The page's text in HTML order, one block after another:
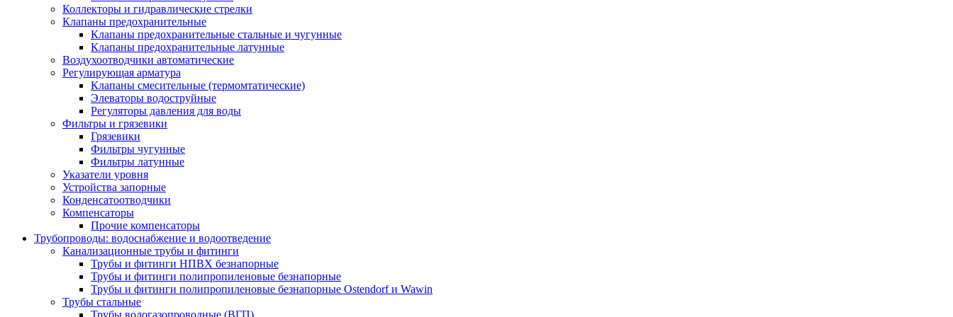
Коллекторы и гидравлические стрелки
Клапаны предохранительные
Клапаны предохранительные стальные и чугунные
Клапаны предохранительные латунные
Воздухоотводчики автоматические
Регулирующая арматура
Клапаны смесительные (термомтатические)
Элеваторы водоструйные
Регуляторы давления для воды
Фильтры и грязевики
Грязевики
Фильтры чугунные
Фильтры латунные
Указатели уровня
Устройства запорные
Конденсатоотводчики
Компенсаторы
Прочие компенсаторы
Трубопроводы: водоснабжение и водоотведение
Канализационные трубы и фитинги
Трубы и фитинги НПВХ безнапорные
Трубы и фитинги полипропиленовые безнапорные
Трубы и фитинги полипропиленовые безнапорные Ostendorf и Wawin
Трубы стальные
Трубы водогазопроводные (ВГП)